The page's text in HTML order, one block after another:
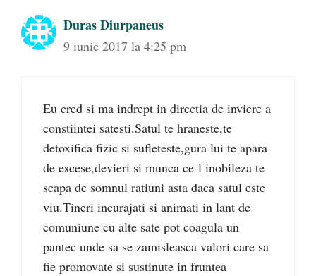
Duras Diurpaneus
9 iunie 2017 la 4:25 pm
Eu cred si ma indrept in directia de inviere a
constiintei satesti.Satul te hraneste,te
detoxifica fizic si sufleteste,gura lui te apara
de excese,devieri si munca ce-l inobileza te
scapa de somnul ratiuni asta daca satul este
viu.Tineri incurajati si animati in lant de
comuniune cu alte sate pot coagula un
pantec unde sa se zamisleasca valori care sa
fie promovate si sustinute in fruntea